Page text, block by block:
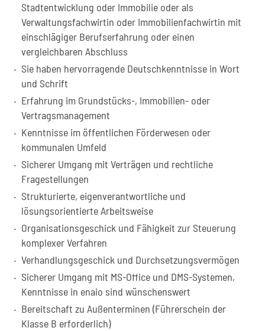
Stadtentwicklung oder Immobilie oder als
Verwaltungsfachwirtin oder Immobilienfachwirtin mit
einschlägiger Berufserfahrung oder einen
vergleichbaren Abschluss
Sie haben hervorragende Deutschkenntnisse in Wort
und Schrift
Erfahrung im Grundstücks-, Immobilien- oder
Vertragsmanagement
Kenntnisse im öffentlichen Förderwesen oder
kommunalen Umfeld
Sicherer Umgang mit Verträgen und rechtliche
Fragestellungen
Strukturierte, eigenverantwortliche und
lösungsorientierte Arbeitsweise
Organisationsgeschick und Fähigkeit zur Steuerung
komplexer Verfahren
Verhandlungsgeschick und Durchsetzungsvermögen
Sicherer Umgang mit MS-Office und DMS-Systemen,
Kenntnisse in enaio sind wünschenswert
Bereitschaft zu Außenterminen (Führerschein der
Klasse B erforderlich)